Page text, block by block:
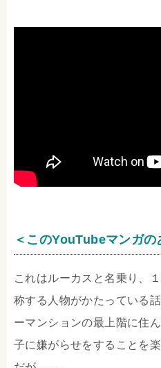
＜このYouTubeマンガの
これはルーカスと名乗り、
称する人物がかたっている
ーマンションの最上階に住
子に嫌がらせをすることを